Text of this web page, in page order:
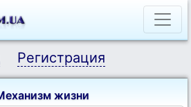
Регистрация
жизни